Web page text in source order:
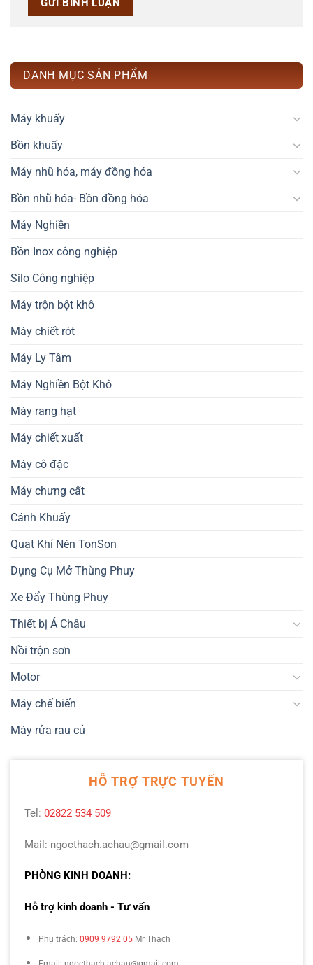
DANH MỤC SẢN PHẨM
Máy khuấy
Bồn khuấy
Máy nhũ hóa, máy đồng hóa
Bồn nhũ hóa- Bồn đồng hóa
Máy Nghiền
Bồn Inox công nghiệp
Silo Công nghiệp
Máy trộn bột khô
Máy chiết rót
Máy Ly Tâm
Máy Nghiền Bột Khô
Máy rang hạt
Máy chiết xuất
Máy cô đặc
Máy chưng cất
Cánh Khuấy
Quạt Khí Nén TonSon
Dụng Cụ Mở Thùng Phuy
Xe Đẩy Thùng Phuy
Thiết bị Á Châu
Nồi trộn sơn
Motor
Máy chế biến
Máy rửa rau củ
HỖ TRỢ TRỰC TUYẾN
Tel: 02822 534 509
Mail: ngocthach.achau@gmail.com
PHÒNG KINH DOANH:
Hỗ trợ kinh doanh - Tư vấn
Phụ trách: 0909 9792 05 Mr Thạch